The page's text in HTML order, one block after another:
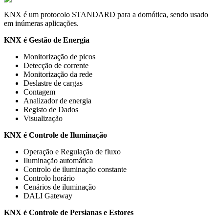
KNX é um protocolo STANDARD para a domótica, sendo usado
em inúmeras aplicações.
KNX é Gestão de Energia
Monitorização de picos
Detecção de corrente
Monitorização da rede
Deslastre de cargas
Contagem
Analizador de energia
Registo de Dados
Visualização
KNX é Controle de Iluminação
Operação e Regulação de fluxo
Iluminação automática
Controlo de iluminação constante
Controlo horário
Cenários de iluminação
DALI Gateway
KNX é Controle de Persianas e Estores